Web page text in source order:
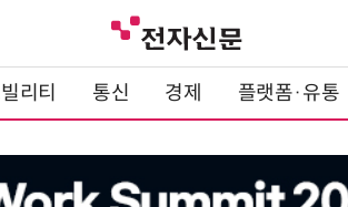
리티 통신 경제 플랫폼·유통